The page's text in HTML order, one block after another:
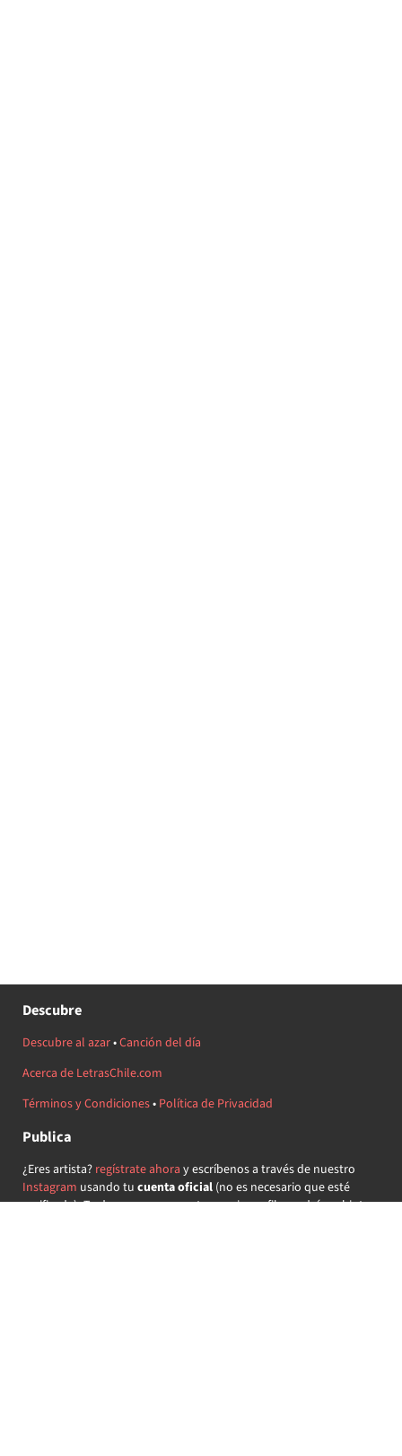
Descubre
Descubre al azar•Canción del día
Acerca de LetrasChile.com
Términos y Condiciones• Política de Privacidad
Publica
¿Eres artista? regístrate ahora y escríbenos a través de nuestro
Instagram usando tu cuenta oficial(no es necesario que esté
verificada) ¡Te daremos acceso a tu propio perfil y podrás subir tus